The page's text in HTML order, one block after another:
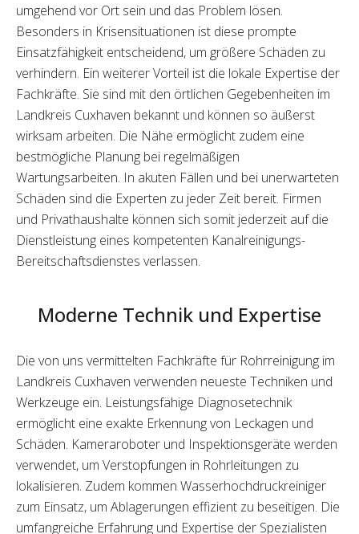
umgehend vor Ort sein und das Problem lösen.
Besonders in Krisensituationen ist diese prompte
Einsatzfähigkeit entscheidend, um größere Schäden zu
verhindern. Ein weiterer Vorteil ist die lokale Expertise der
Fachkräfte. Sie sind mit den örtlichen Gegebenheiten im
Landkreis Cuxhaven bekannt und können so äußerst
wirksam arbeiten. Die Nähe ermöglicht zudem eine
bestmögliche Planung bei regelmäßigen
Wartungsarbeiten. In akuten Fällen und bei unerwarteten
Schäden sind die Experten zu jeder Zeit bereit. Firmen
und Privathaushalte können sich somit jederzeit auf die
Dienstleistung eines kompetenten Kanalreinigungs-
Bereitschaftsdienstes verlassen.
Moderne Technik und Expertise
Die von uns vermittelten Fachkräfte für Rohrreinigung im
Landkreis Cuxhaven verwenden neueste Techniken und
Werkzeuge ein. Leistungsfähige Diagnosetechnik
ermöglicht eine exakte Erkennung von Leckagen und
Schäden. Kameraroboter und Inspektionsgeräte werden
verwendet, um Verstopfungen in Rohrleitungen zu
lokalisieren. Zudem kommen Wasserhochdruckreiniger
zum Einsatz, um Ablagerungen effizient zu beseitigen. Die
umfangreiche Erfahrung und Expertise der Spezialisten